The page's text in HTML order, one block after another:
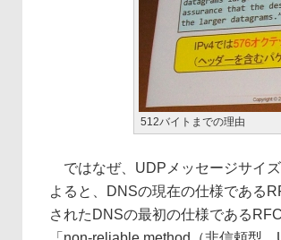
512バイトまでの理由
ではなぜ、UDPメッセージサイ
よると、DNSの現在の仕様である
されたDNSの最初の仕様である